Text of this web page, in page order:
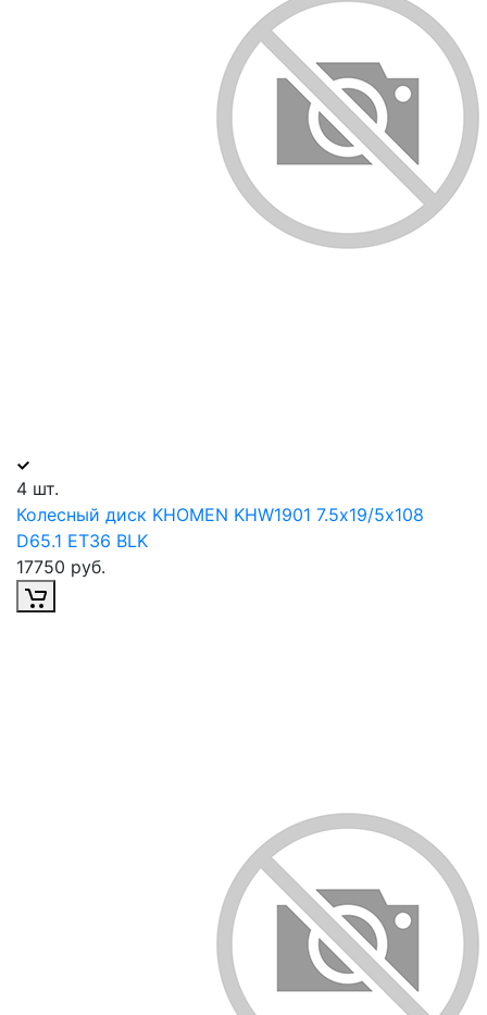
4 шт.
Колесный диск KHOMEN KHW1901 7.5х19/5х108
D65.1 ET36 BLK
17750 руб.